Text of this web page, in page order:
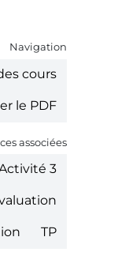
Navigation
cours
le PDF
associées
3
TP